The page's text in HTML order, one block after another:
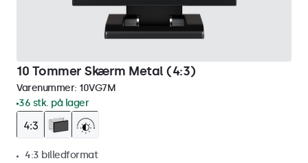
10 Tommer Skærm Metal (4:3)
Varenummer: 10VG7M
36 stk. på lager
4:3 billedformat